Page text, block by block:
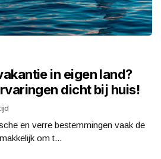
in eigen land?
dicht bij huis!
en verre bestemmingen vaak de
om t...